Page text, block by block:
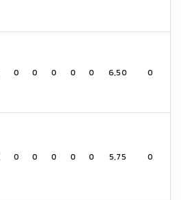
0 0 0 0 0 6,50 0
0 0 0 0 0 5,75 0